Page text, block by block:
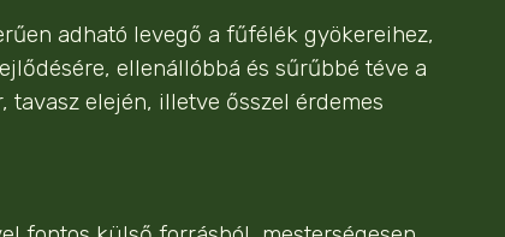
adható levegő a fűfélék gyökereihez,
ellenállóbbá és sűrűbbé téve a
tavasz elején, illetve ősszel érdemes